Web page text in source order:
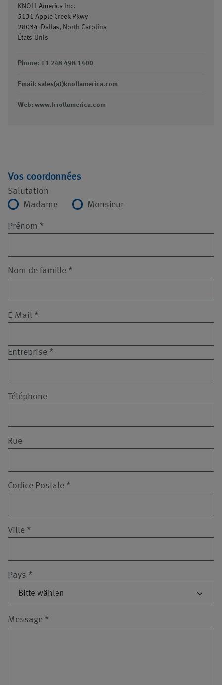
KNOLL America Inc.
5131 Apple Creek Pkwy
28034
Dallas, North Carolina
États-Unis
Phone: +1 248 498 1400
Email: sales(at)knollamerica.com
Web: www.knollamerica.com
Vos coordonnées
Salutation
Madame
Monsieur
Prénom *
Nom de famille *
E-Mail *
Entreprise *
Téléphone
Rue
Codice Postale *
Ville *
Pays *
Message *